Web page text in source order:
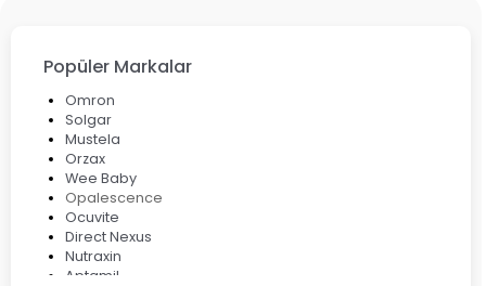
Popüler Markalar
Omron
Solgar
Mustela
Orzax
Wee Baby
Opalescence
Ocuvite
Direct Nexus
Nutraxin
Aptamil